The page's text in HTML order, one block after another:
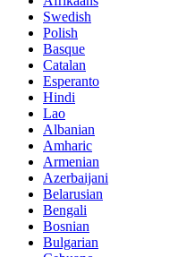
Swedish
Polish
Basque
Catalan
Esperanto
Hindi
Lao
Albanian
Amharic
Armenian
Azerbaijani
Belarusian
Bengali
Bosnian
Bulgarian